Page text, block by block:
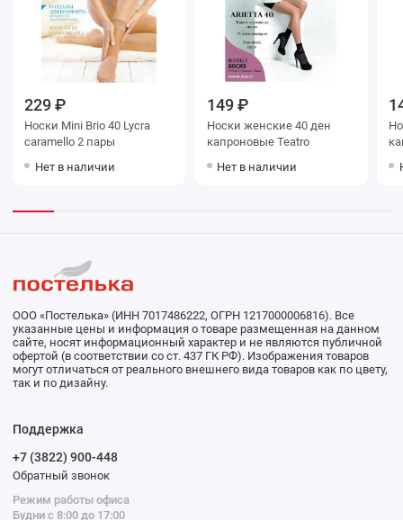
229 ₽
Носки Mini Brio 40 Lycra
caramello 2 пары
Нет в наличии
149 ₽
Носки женские 40 ден
капроновые Teatro
Нет в наличии
Носки
ООО «Постелька» (ИНН 7017486222, ОГРН 1217000006816). Все
указанные цены и информация о товаре размещенная на данном
сайте, носят информационный характер и не являются публичной
офертой (в соответствии со ст. 437 ГК РФ). Изображения товаров
могут отличаться от реального внешнего вида товаров как по цвету,
так и по дизайну.
Поддержка
+7 (3822) 900-448
Обратный звонок
Режим работы офиса
Будни с 8:00 до 17:00